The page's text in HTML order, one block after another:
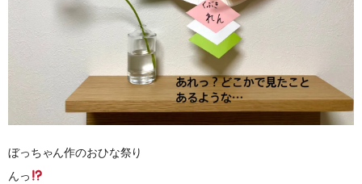
ぼっちゃん作のおひな祭り
んっ